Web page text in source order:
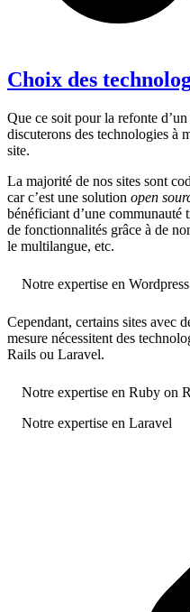
Choix des
Que ce soit pour la refonte
discuterons des technologies à
site.
La majorité de nos sites sont
car c’est une solution open
bénéficiant d’une communauté
de fonctionnalités grâce à de
le multilangue, etc.
Notre expertise en Wordpress
Cependant, certains sites avec
mesure nécessitent des
Rails ou Laravel.
Notre expertise en Ruby on
Notre expertise en Laravel